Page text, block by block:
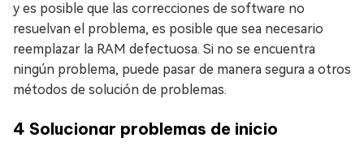
y es posible que las correcciones de software no
resuelvan el problema, es posible que sea necesario
reemplazar la RAM defectuosa. Si no se encuentra
ningún problema, puede pasar de manera segura a otros
métodos de solución de problemas.
4 Solucionar problemas de inicio